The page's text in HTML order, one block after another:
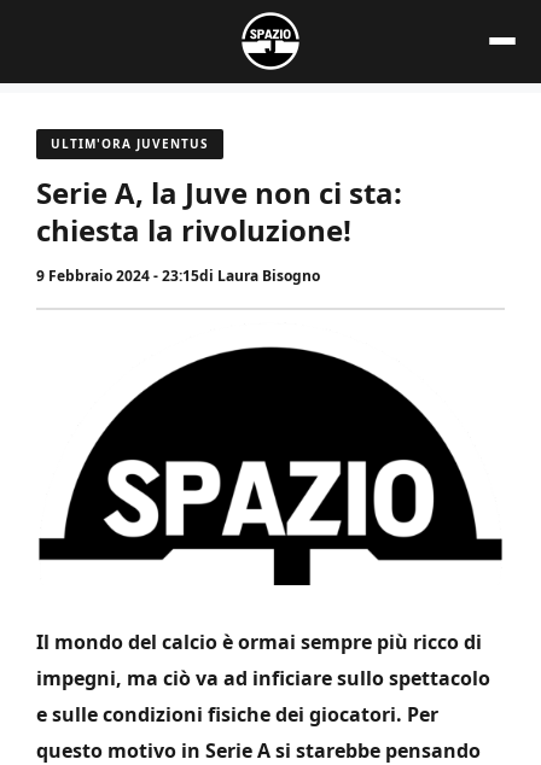
contenuto
ULTIM'ORA JUVENTUS
Serie A, la Juve non ci sta:
chiesta la rivoluzione!
9 Febbraio 2024 - 23:15di Laura Bisogno
Il mondo del calcio è ormai sempre più ricco di
impegni, ma ciò va ad inficiare sullo spettacolo
e sulle condizioni fisiche dei giocatori. Per
questo motivo in Serie A si starebbe pensando